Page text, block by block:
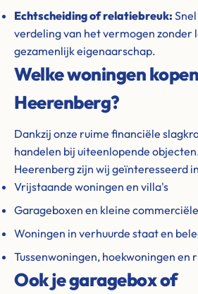
Echtscheiding of relatiebreuk:
verdeling van het vermogen zonder
gezamenlijk eigenaarschap.
Welke woningen
Heerenberg?
Dankzij onze ruime financiële
handelen bij uiteenlopende
Heerenberg zijn wij geïnteresseerd
Vrijstaande woningen en villa's
Garageboxen en kleine
Woningen in verhuurde staat en
Tussenwoningen, hoekwoningen en
Ook je garagebox of